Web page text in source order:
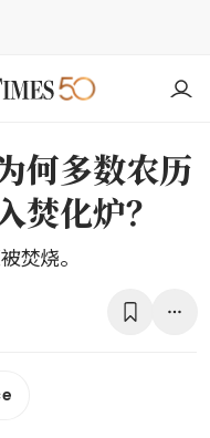
何多数农历
焚化炉？
焚烧。